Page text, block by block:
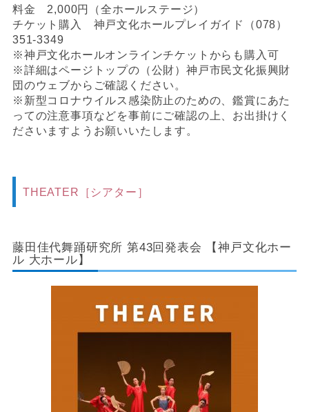
料金 2,000円（全ホールステージ）
チケット購入 神戸文化ホールプレイガイド（078）
351-3349
※神戸文化ホールオンラインチケットからも購入可
※詳細はページトップの（公財）神戸市民文化振興財
団のウェブからご確認ください。
※新型コロナウイルス感染防止のための、鑑賞にあた
っての注意事項などを事前にご確認の上、お出掛けく
ださいますようお願いいたします。
THEATER ［シアター］
藤田佳代舞踊研究所 第43回発表会 【神戸文化ホー
ル 大ホール】